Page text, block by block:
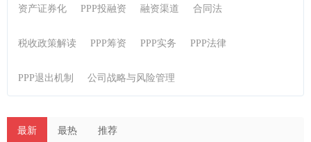
资产证券化 PPP投融资 融资渠道 合同法
税收政策解读 PPP筹资 PPP实务 PPP法律
PPP退出机制 公司战略与风险管理
最新 最热 推荐